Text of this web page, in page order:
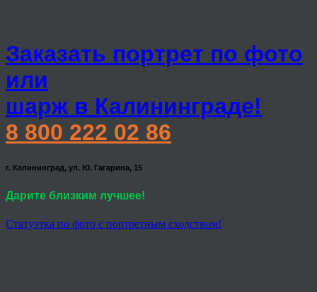
Заказать портрет по фото
или
шарж в Калининграде!
8 800 222 02 86
г. Калининград, ул. Ю. Гагарина, 15
Дарите близким лучшее!
Статуэтка по фото с портретным сходством!